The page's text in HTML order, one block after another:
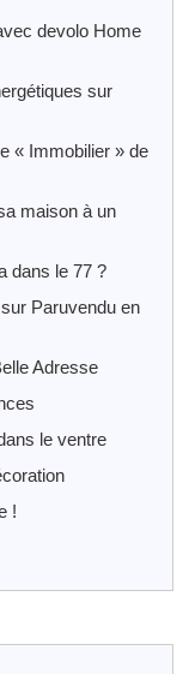
devolo Home
sur
« Immobilier » de
maison à un
dans le 77 ?
Paruvendu en
Adresse
le ventre
!